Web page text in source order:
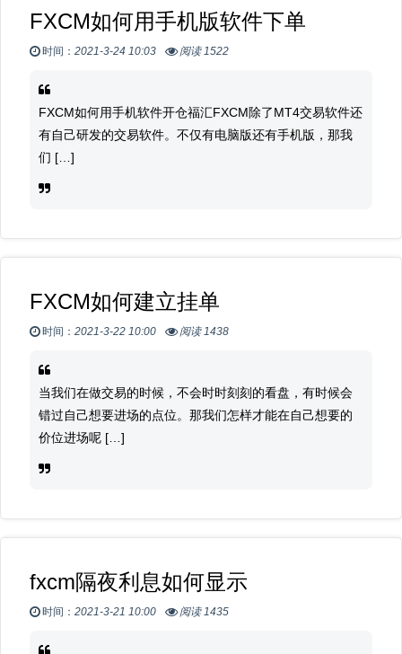
FXCM如何用手机版软件下单
时间： 2021-3-24 10:03 阅读 1522
FXCM如何用手机软件开仓福汇FXCM除了MT4交易软件还
有自己研发的交易软件。不仅有电脑版还有手机版，那我
们 […]
FXCM如何建立挂单
时间： 2021-3-22 10:00 阅读 1438
当我们在做交易的时候，不会时时刻刻的看盘，有时候会
错过自己想要进场的点位。那我们怎样才能在自己想要的
价位进场呢 […]
fxcm隔夜利息如何显示
时间： 2021-3-21 10:00 阅读 1435